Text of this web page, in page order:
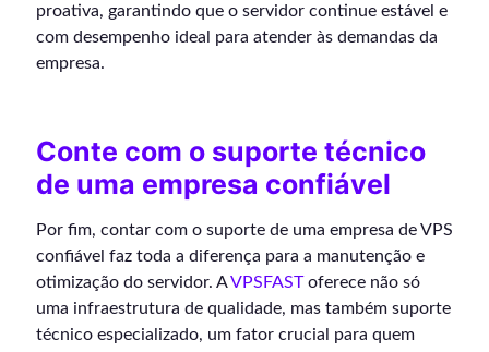
proativa, garantindo que o servidor continue estável e
com desempenho ideal para atender às demandas da
empresa.
Conte com o suporte técnico
de uma empresa confiável
Por fim, contar com o suporte de uma empresa de VPS
confiável faz toda a diferença para a manutenção e
otimização do servidor. AVPSFASToferece não só
uma infraestrutura de qualidade, mas também suporte
técnico especializado, um fator crucial para quem